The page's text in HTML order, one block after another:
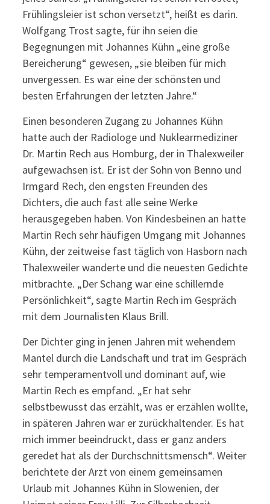
Frühlingsleier ist schon versetzt“, heißt es darin.
Wolfgang Trost sagte, für ihn seien die
Begegnungen mit Johannes Kühn „eine große
Bereicherung“ gewesen, „sie bleiben für mich
unvergessen. Es war eine der schönsten und
besten Erfahrungen der letzten Jahre.“
Einen besonderen Zugang zu Johannes Kühn
hatte auch der Radiologe und Nuklearmediziner
Dr. Martin Rech aus Homburg, der in Thalexweiler
aufgewachsen ist. Er ist der Sohn von Benno und
Irmgard Rech, den engsten Freunden des
Dichters, die auch fast alle seine Werke
herausgegeben haben. Von Kindesbeinen an hatte
Martin Rech sehr häufigen Umgang mit Johannes
Kühn, der zeitweise fast täglich von Hasborn nach
Thalexweiler wanderte und die neuesten Gedichte
mitbrachte. „Der Schang war eine schillernde
Persönlichkeit“, sagte Martin Rech im Gespräch
mit dem Journalisten Klaus Brill.
Der Dichter ging in jenen Jahren mit wehendem
Mantel durch die Landschaft und trat im Gespräch
sehr temperamentvoll und dominant auf, wie
Martin Rech es empfand. „Er hat sehr
selbstbewusst das erzählt, was er erzählen wollte,
in späteren Jahren war er zurückhaltender. Es hat
mich immer beeindruckt, dass er ganz anders
geredet hat als der Durchschnittsmensch“. Weiter
berichtete der Arzt von einem gemeinsamen
Urlaub mit Johannes Kühn in Slowenien, der